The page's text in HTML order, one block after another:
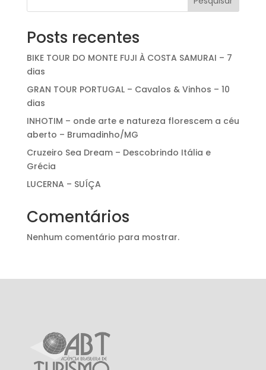
Posts recentes
BIKE TOUR DO MONTE FUJI À COSTA SAMURAI – 7
dias
GRAN TOUR PORTUGAL – Cavalos & Vinhos – 10
dias
INHOTIM – onde arte e natureza florescem a céu
aberto – Brumadinho/MG
Cruzeiro Sea Dream – Descobrindo Itália e
Grécia
LUCERNA – SUÍÇA
Comentários
Nenhum comentário para mostrar.